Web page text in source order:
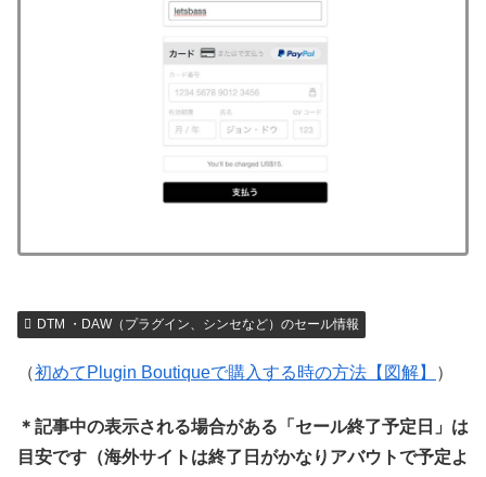
DTM ・DAW（プラグイン、シンセなど）のセール情報
（初めてPlugin Boutiqueで購入する時の方法【図解】 ）
＊記事中の表示される場合がある「セール終了予定日」は
目安です（海外サイトは終了日がかなりアバウトで予定よ